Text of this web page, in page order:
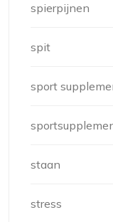
spierpijnen
spit
sport
staan
stress